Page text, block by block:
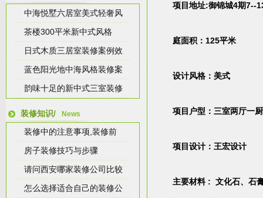
中海悦墅六居室美式轻奢风
茶楼300平米新中式风格
日式木质三居室装修案例效
蓝色阳光地中海风格装修案
韵味十足的新中式三室装修
装修知识/ News
装修中的注意事项,装修前
房子装修技巧与步骤
请问西安哪家装修公司比较
怎么选择适合自己的装修公
项目地址:御锦城4期7--
庭面积：125平米
设计风格：美式
项目户型：三室两厅一
项目设计：王宏设计
主要材料 : 文化石、石